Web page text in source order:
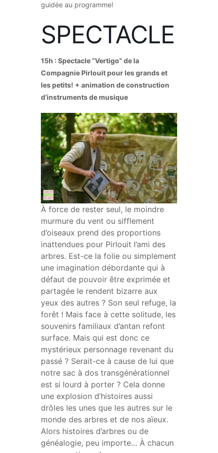
guidée au programme!
SPECTACLE
15h : Spectacle “Vertigo” de la
Compagnie Pirlouit pour les grands et
les petits! + animation de construction
d’instruments de musique
À force de rester seul, le moindre
murmure du vent ou sifflement
d’oiseaux prend des proportions
inattendues pour Pirlouit l’ami des
arbres. Est-ce la folie ou simplement
une imagination débordante qui à
défaut de pouvoir être exprimée et
partagée le rendent bizarre aux
yeux des autres ? Son seul refuge, la
forêt ! Mais face à cette solitude, les
souvenirs familiaux d’antan refont
surface. Mais qui est donc ce
mystérieux personnage revenant du
passé ? Serait-ce à cause de lui que
notre sac à dos transgénérationnel
est si lourd à porter ? Cela donne
une explosion d’histoires aussi
drôles les unes que les autres sur le
monde des arbres et de nos aïeux.
Alors histoires d’arbres ou de
généalogie, peu importe… À chacun